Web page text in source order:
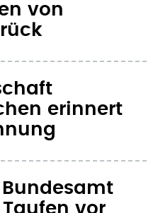
von
erinnert
vor